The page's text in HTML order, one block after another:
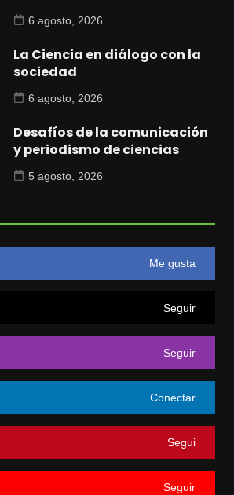
6 agosto, 2026
La Ciencia en diálogo con la
sociedad
6 agosto, 2026
Desafíos de la comunicación
y periodismo de ciencias
5 agosto, 2026
Me gusta
Seguir
Seguir
Conectar
Segui
Seguir